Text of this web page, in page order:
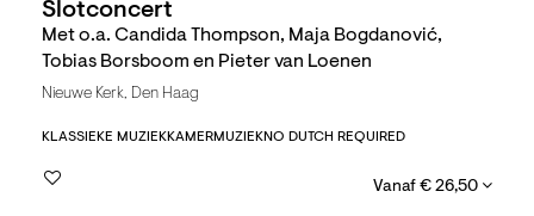
Slotconcert
Met o.a. Candida Thompson, Maja Bogdanović,
Tobias Borsboom en Pieter van Loenen
Nieuwe Kerk, Den Haag
KLASSIEKE MUZIEKKAMERMUZIEKNO DUTCH REQUIRED
Vanaf € 26,50